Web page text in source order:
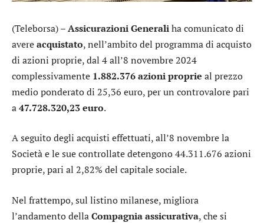
(Teleborsa) –Assicurazioni Generaliha comunicato di
avereacquistato, nell’ambito del programma di acquisto
di azioni proprie, dal 4 all’8 novembre 2024
complessivamente 1.882.376 azioni proprie al prezzo
medio ponderato di 25,36 euro, per un controvalore pari
a47.728.320,23 euro.
A seguito degli acquisti effettuati, all’8 novembre la
Società e le sue controllate detengono 44.311.676 azioni
proprie, pari al 2,82% del capitale sociale.
Nel frattempo, sul listino milanese, migliora
l’andamento dellaCompagnia assicurativa, che si